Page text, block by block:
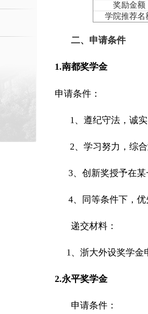
奖励金额
学院推荐名
二、申请条件
1.南都奖学金
申请条件：
1、遵纪守法，诚
2、学习努力，综
3、创新奖授予在
4、同等条件下，
递交材料：
1、 浙大外设奖学金
2.永平奖学金
申请条件：